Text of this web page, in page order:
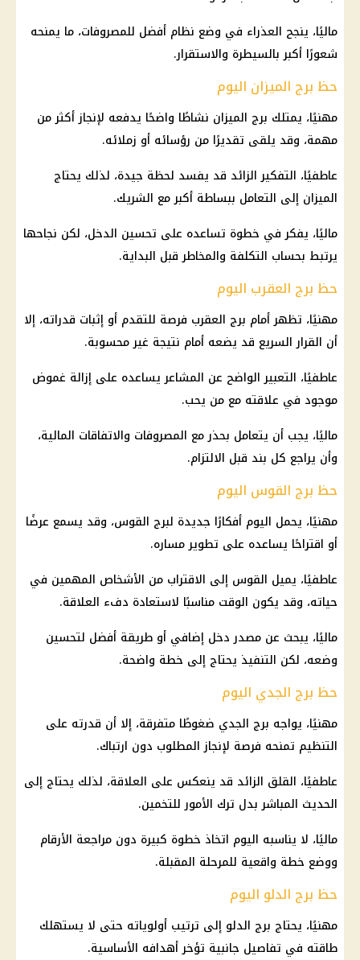
ماليًا، ينجح العذراء في وضع نظام أفضل للمصروفات، ما يمنحه
شعورًا أكبر بالسيطرة والاستقرار.
حظ برج الميزان اليوم
مهنيًا، يمتلك برج الميزان نشاطًا واضحًا يدفعه لإنجاز أكثر من
مهمة، وقد يلقى تقديرًا من رؤسائه أو زملائه.
عاطفيًا، التفكير الزائد قد يفسد لحظة جيدة، لذلك يحتاج
الميزان إلى التعامل ببساطة أكبر مع الشريك.
ماليًا، يفكر في خطوة تساعده على تحسين الدخل، لكن نجاحها
يرتبط بحساب التكلفة والمخاطر قبل البداية.
حظ برج العقرب اليوم
مهنيًا، تظهر أمام برج العقرب فرصة للتقدم أو إثبات قدراته، إلا
أن القرار السريع قد يضعه أمام نتيجة غير محسوبة.
عاطفيًا، التعبير الواضح عن المشاعر يساعده على إزالة غموض
موجود في علاقته مع من يحب.
ماليًا، يجب أن يتعامل بحذر مع المصروفات والاتفاقات المالية،
وأن يراجع كل بند قبل الالتزام.
حظ برج القوس اليوم
مهنيًا، يحمل اليوم أفكارًا جديدة لبرج القوس، وقد يسمع عرضًا
أو اقتراحًا يساعده على تطوير مساره.
عاطفيًا، يميل القوس إلى الاقتراب من الأشخاص المهمين في
حياته، وقد يكون الوقت مناسبًا لاستعادة دفء العلاقة.
ماليًا، يبحث عن مصدر دخل إضافي أو طريقة أفضل لتحسين
وضعه، لكن التنفيذ يحتاج إلى خطة واضحة.
حظ برج الجدي اليوم
مهنيًا، يواجه برج الجدي ضغوطًا متفرقة، إلا أن قدرته على
التنظيم تمنحه فرصة لإنجاز المطلوب دون ارتباك.
عاطفيًا، القلق الزائد قد ينعكس على العلاقة، لذلك يحتاج إلى
الحديث المباشر بدل ترك الأمور للتخمين.
ماليًا، لا يناسبه اليوم اتخاذ خطوة كبيرة دون مراجعة الأرقام
ووضع خطة واقعية للمرحلة المقبلة.
حظ برج الدلو اليوم
مهنيًا، يحتاج برج الدلو إلى ترتيب أولوياته حتى لا يستهلك
طاقته في تفاصيل جانبية تؤخر أهدافه الأساسية.